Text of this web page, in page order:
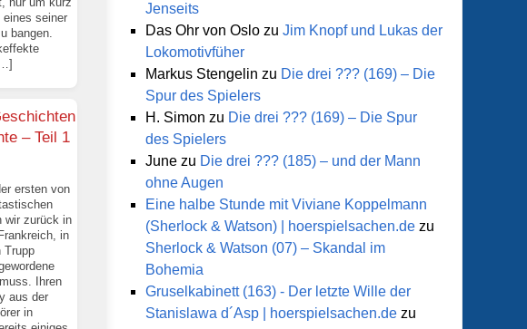
eines seiner
bangen.
– Teil 1
ersten von
wir zurück in
in
Trupp
Ihren
aus der
in
Jenseits
Das Ohr von Oslo zu Jim Knopf und Lukas der
Lokomotivfüher
Markus Stengelin zu Die drei ??? (169) – Die
Spur des Spielers
H. Simon zu Die drei ??? (169) – Die Spur
des Spielers
June zu Die drei ??? (185) – und der Mann
ohne Augen
Eine halbe Stunde mit Viviane Koppelmann
(Sherlock & Watson) | hoerspielsachen.de zu
Sherlock & Watson (07) – Skandal im
Bohemia
Gruselkabinett (163) - Der letzte Wille der
Stanislawa d´Asp | hoerspielsachen.de zu